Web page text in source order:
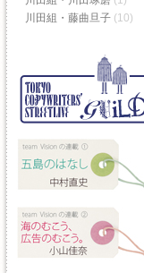
川田組・藤曲旦子 (10)